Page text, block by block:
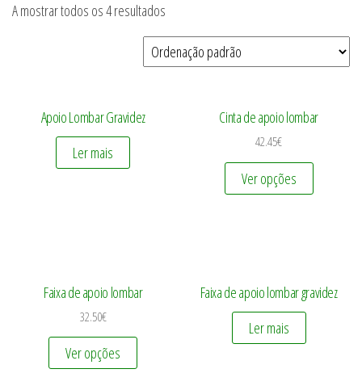
A mostrar todos os 4 resultados
Apoio Lombar Gravidez
Ler mais
Cinta de apoio lombar
42.45€
Ver opções
Faixa de apoio lombar
32.50€
Ver opções
Faixa de apoio lombar gravidez
Ler mais